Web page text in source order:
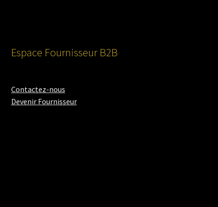
Espace Fournisseur B2B
Contactez-nous
Devenir Fournisseur